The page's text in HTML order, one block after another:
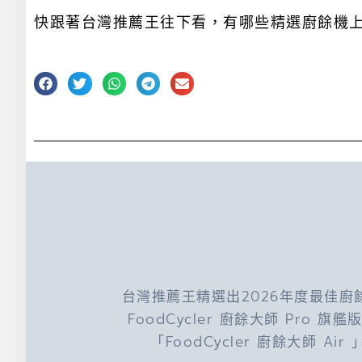
快跟著台灣推薦王往下看，有哪些精選廚餘機
台灣推薦王精選出2026年度最佳廚
FoodCycler 廚餘大師 Pro旗艦
「FoodCycler 廚餘大師 Air